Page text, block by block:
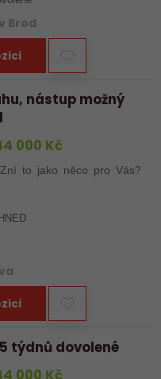
Brod
nástup možný
000 Kč
to jako něco pro Vás?
týdnů dovolené
000 Kč